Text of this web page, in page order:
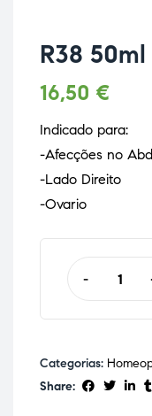
R38
16,50 €
Indicado para:
-Afecções no
-Lado Direito
-Ovario
-
Categorias:
Share: